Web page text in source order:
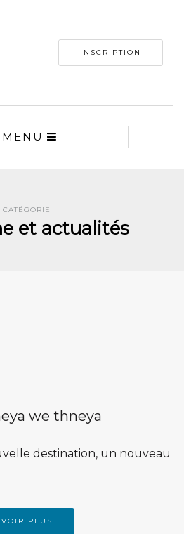
INSCRIPTION
MENU
CATÉGORIE
et actualités
we thneya
destination, un nouveau
VOIR PLUS